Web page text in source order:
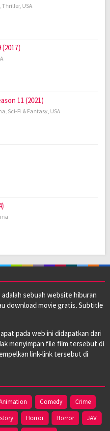
Thriller, USA
11 (2021)
Sci-Fi & Fantasy USA
adalah sebuah website hiburan
download movie gratis. Subtitle
pada web ini didapatkan dari
menyimpan file film tersebut di
link-link tersebut di
Comedy
Crime
Horror Horror
JAV